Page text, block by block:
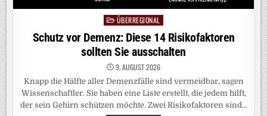
PostedÜBERREGIONAL
Schutz vor Demenz: Diese 14 Risikofaktoren
sollten Sie ausschalten
9. AUGUST 2026
Knapp die Hälfte aller Demenzfälle sind vermeidbar, sagen
Wissenschaftler. Sie haben eine Liste erstellt, die jedem hilft,
der sein Gehirn schützen möchte. Zwei Risikofaktoren sind…